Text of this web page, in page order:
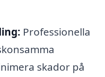
Professionella
skador på